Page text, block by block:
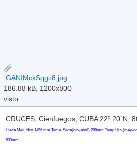
GANIMckSqgz8.jpg
186.88 kB, 1200x800
visto
CRUCES, Cienfuegos, CUBA 22º 20`N;
Lluvia Med. Hist 1456 mm Temp. Seca(nov-abril) 288mm Temp Lluv.(may-
500mm